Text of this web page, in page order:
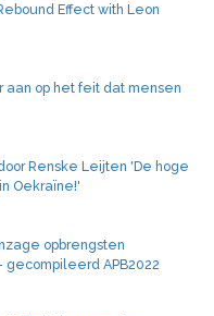
Effect with Leon
aan op het feit dat mensen
Renske Leijten 'De hoge
Oekraïne!'
opbrengsten
APB2022